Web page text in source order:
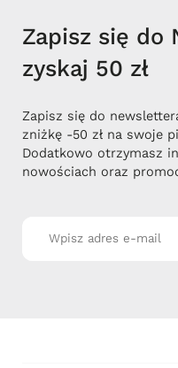
Zapisz się do
zyskaj 50 zł
Zapisz się do
zniżkę -50 zł na swoje
Dodatkowo otrzymasz
nowościach oraz